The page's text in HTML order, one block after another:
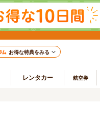
お得な特典をみる
レンタカー 航空券